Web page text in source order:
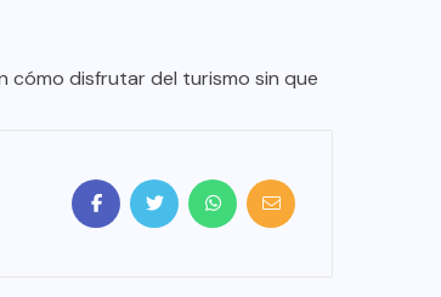
cómo disfrutar del turismo sin que